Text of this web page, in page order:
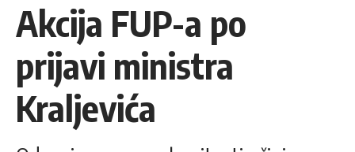
Akcija FUP-a po
prijavi ministra
Kraljevića